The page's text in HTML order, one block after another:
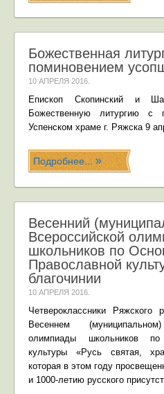
Божественная
поминовением
10 АПРЕЛЯ 2016
Епископ Скопинский и
Божественную литургию с
Успенском храме г. Ряжска 9
Подробнее...
Весенний
Всероссийской
школьников по
Православной
благочинии
10 АПРЕЛЯ 2016
Четвероклассники Ряжского
Весеннем
олимпиады школьников
культуры «Русь святая,
которая в этом году
и 1000-летию русского